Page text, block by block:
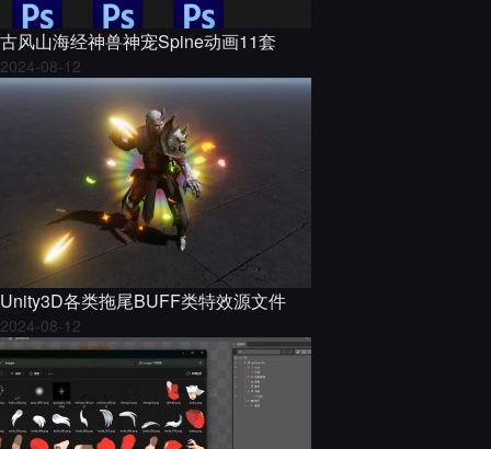
古风山海经神兽神宠Spine动画11套
2024-08-12
Unity3D各类拖尾BUFF类特效源文件
2024-08-12